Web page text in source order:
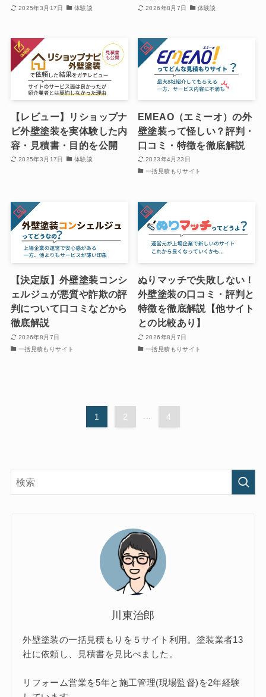
2025年3月17日 体験談 2026年8月7日 体験談
【レビュー】リショップナ
ビ外壁塗装を実体験した内
容・見積書・目的を公開
2025年3月17日 体験談
EMEAO（エミーオ）の外
壁塗装って怪しい？評判・
口コミ・特徴を徹底解説
2023年4月23日
一括見積もりサイト
【決定版】外壁塗装コンシ
ェルジュが悪質や詐欺の評
判について口コミなどから
徹底解説
2026年8月7日
一括見積もりサイト
ぬりマッチで失敗しない！
外壁塗装の口コミ・評判と
特徴を徹底解説【他サイト
との比較あり】
2026年8月7日
一括見積もりサイト
1 2 ... 4
川東治郎
外壁塗装の一括見積もりを５サイト利用。塗装業者13
社に依頼し、見積書を見比べました。
リフォーム営業を5年と施工管理(現場監督)を2年経験